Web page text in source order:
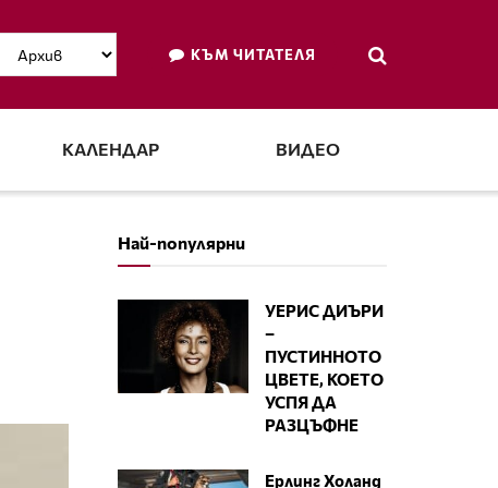
КЪМ ЧИТАТЕЛЯ
КАЛЕНДАР ВИДЕО
Най-популярни
УЕРИС ДИЪРИ
–
ПУСТИННОТО
ЦВЕТЕ, КОЕТО
УСПЯ ДА
РАЗЦЪФНЕ
Ерлинг Холанд